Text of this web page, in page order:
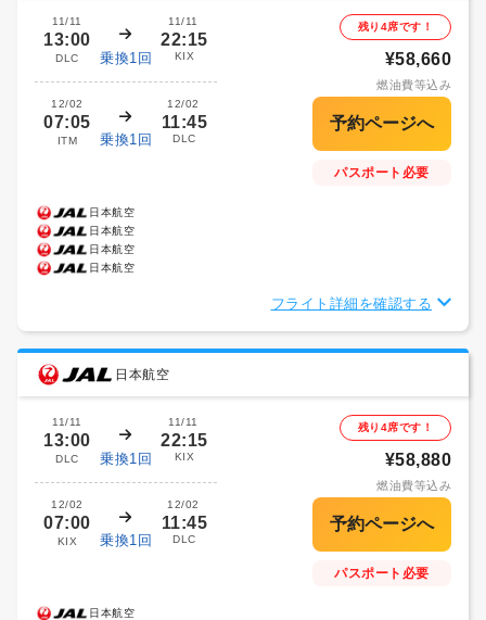
11/11
13:00
DLC 乗換1回
11/11
22:15
KIX
12/02
07:05
ITM 乗換1回
12/02
11:45
DLC
残り4席です！
¥58,660
燃油費等込み
パスポート必要
日本航空
日本航空
日本航空
日本航空
フライト詳細を確認する
日本航空
11/11
13:00
DLC 乗換1回
11/11
22:15
KIX
12/02
07:00
KIX 乗換1回
12/02
11:45
DLC
残り4席です！
¥58,880
燃油費等込み
パスポート必要
日本航空